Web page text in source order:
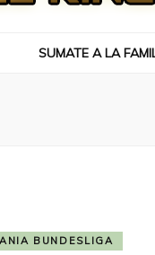
SUMATE A LA
BUNDESLIGA